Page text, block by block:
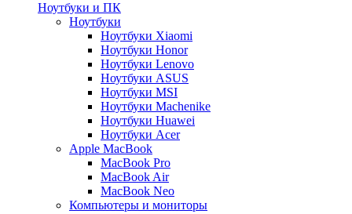
Ноутбуки и ПК
Ноутбуки
Ноутбуки Xiaomi
Ноутбуки Honor
Ноутбуки Lenovo
Ноутбуки ASUS
Ноутбуки MSI
Ноутбуки Machenike
Ноутбуки Huawei
Ноутбуки Acer
Apple MacBook
MacBook Pro
MacBook Air
MacBook Neo
Компьютеры и мониторы